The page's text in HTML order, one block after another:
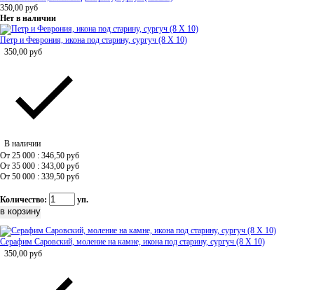
350,00 руб
Нет в наличии
Петр и Феврония, икона под старину, сургуч (8 Х 10)
350,00 руб
В наличии
От 25 000 : 346,50 руб
От 35 000 : 343,00 руб
От 50 000 : 339,50 руб
Количество: уп.
Серафим Саровский, моление на камне, икона под старину, сургуч (8 Х 10)
350,00 руб